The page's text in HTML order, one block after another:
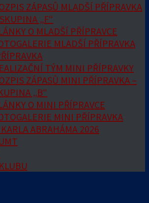
ZÁPASŮ MLADŠÍ PŘÍPRAVKA
„F“
O MLADŠÍ PŘÍPRAVCE
MLADŠÍ PŘÍPRAVKA
TÝM MINI PŘÍPRAVKY
ZÁPASŮ MINI PŘÍPRAVKA –
„B“
O MINI PŘÍPRAVCE
MINI PŘÍPRAVKA
ABRAHÁMA 2026